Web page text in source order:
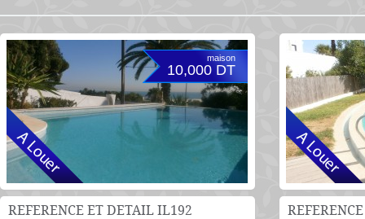
maison
10,000 DT
REFERENCE ET DETAIL IL192